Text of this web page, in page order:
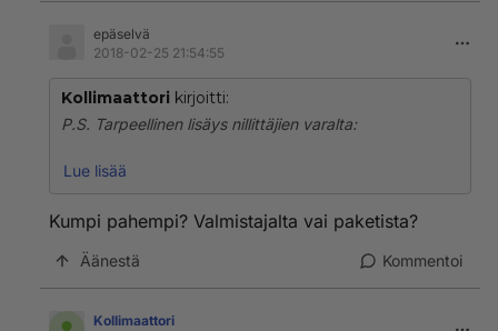
epäselvä
2018-02-25 21:54:55
Kollimaattori kirjoitti:
P.S. Tarpeellinen lisäys nillittäjien varalta:
Tietysti jos sinulla on joku Linux -jakelu, sinulla joko on
pakettivarastosta lataamalla
paketinhallintasovelluksella. Tällöin ET lataa Gimpiä
sen valmistajalta, vaan pakettivarastosta.
Lue lisää
Kumpi pahempi? Valmistajalta vai paketista?
Äänestä Kommentoi
Kollimaattori